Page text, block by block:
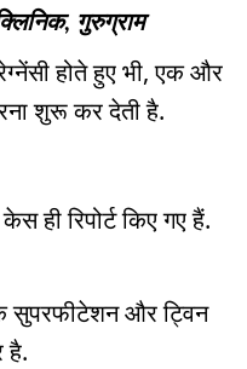
गुरुग्राम
होते हुए भी, एक और
शुरू कर देती है.
ही रिपोर्ट किए गए हैं.
सुपरफीटेशन और ट्विन
है.